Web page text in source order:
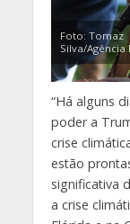
Foto: Tomaz
Silva/Agência
“Há alguns
poder a
crise
estão
significativa
a crise